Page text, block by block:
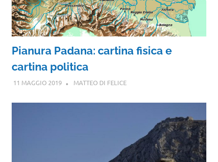
Pianura Padana: cartina fisica e
cartina politica
11 MAGGIO 2019 MATTEO DI FELICE